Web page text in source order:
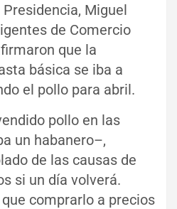
Miguel
de Comercio
que la
básica se iba a
el pollo para abril.
pollo en las
un habanero–,
de las causas de
si un día volverá.
comprarlo a precios